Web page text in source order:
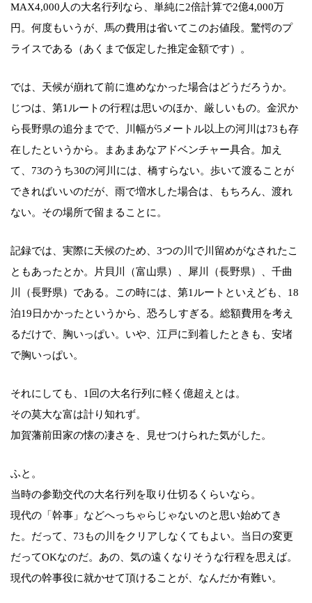
MAX4,000人の大名行列なら、単純に2倍計算で2億4,000万
円。何度もいうが、馬の費用は省いてこのお値段。驚愕のプ
ライスである（あくまで仮定した推定金額です）。
では、天候が崩れて前に進めなかった場合はどうだろうか。
じつは、第1ルートの行程は思いのほか、厳しいもの。金沢か
ら長野県の追分までで、川幅が5メートル以上の河川は73も存
在したというから。まあまあなアドベンチャー具合。加え
て、73のうち30の河川には、橋すらない。歩いて渡ることが
できればいいのだが、雨で増水した場合は、もちろん、渡れ
ない。その場所で留まることに。
記録では、実際に天候のため、3つの川で川留めがなされたこ
ともあったとか。片貝川（富山県）、犀川（長野県）、千曲
川（長野県）である。この時には、第1ルートといえども、18
泊19日かかったというから、恐ろしすぎる。総額費用を考え
るだけで、胸いっぱい。いや、江戸に到着したときも、安堵
で胸いっぱい。
それにしても、1回の大名行列に軽く億超えとは。
その莫大な富は計り知れず。
加賀藩前田家の懐の凄さを、見せつけられた気がした。
ふと。
当時の参勤交代の大名行列を取り仕切るくらいなら。
現代の「幹事」などへっちゃらじゃないのと思い始めてき
た。だって、73もの川をクリアしなくてもよい。当日の変更
だってOKなのだ。あの、気の遠くなりそうな行程を思えば。
現代の幹事役に就かせて頂けることが、なんだか有難い。